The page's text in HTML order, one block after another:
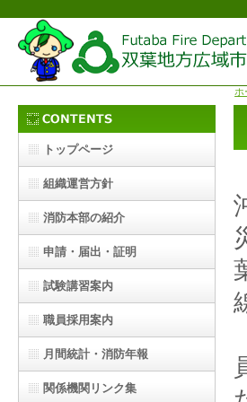
ホ
トップページ
組織運営方針
消防本部の紹介
申請・届出・証明
試験講習案内
職員採用案内
月間統計・消防年報
関係機関リンク集